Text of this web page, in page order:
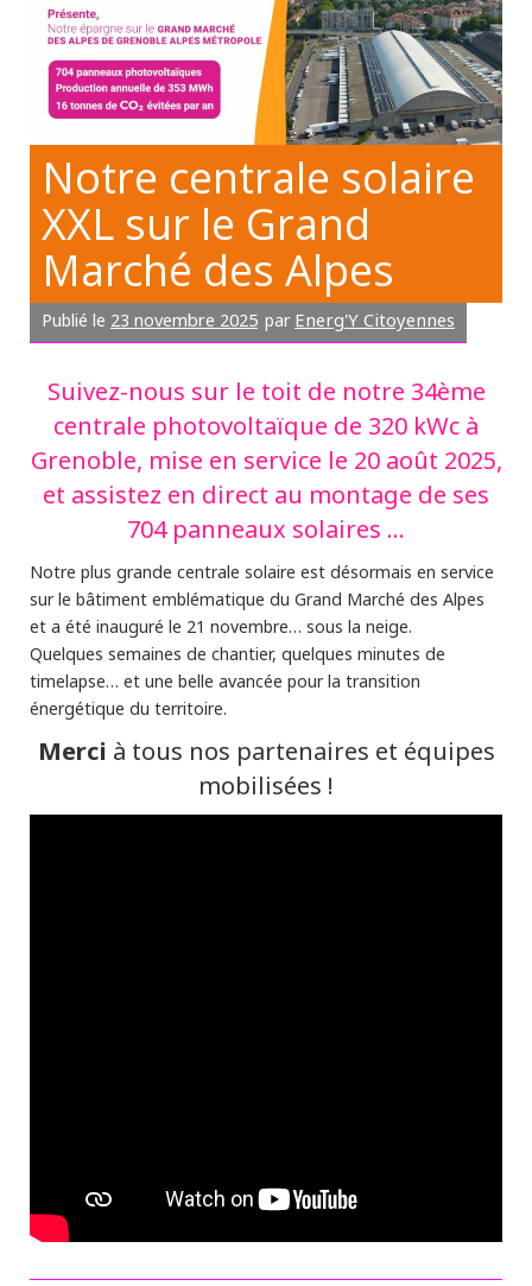
Notre centrale solaire
XXL sur le Grand
Marché des Alpes
Publié le 23 novembre 2025 par Energ'Y Citoyennes
Suivez-nous sur le toit de notre 34ème
centrale photovoltaïque de 320 kWc à
Grenoble, mise en service le 20 août 2025,
et assistez en direct au montage de ses
704 panneaux solaires …
Notre plus grande centrale solaire est désormais en service
sur le bâtiment emblématique du Grand Marché des Alpes
et a été inauguré le 21 novembre… sous la neige.
Quelques semaines de chantier, quelques minutes de
timelapse… et une belle avancée pour la transition
énergétique du territoire.
Merci à tous nos partenaires et équipes
mobilisées !